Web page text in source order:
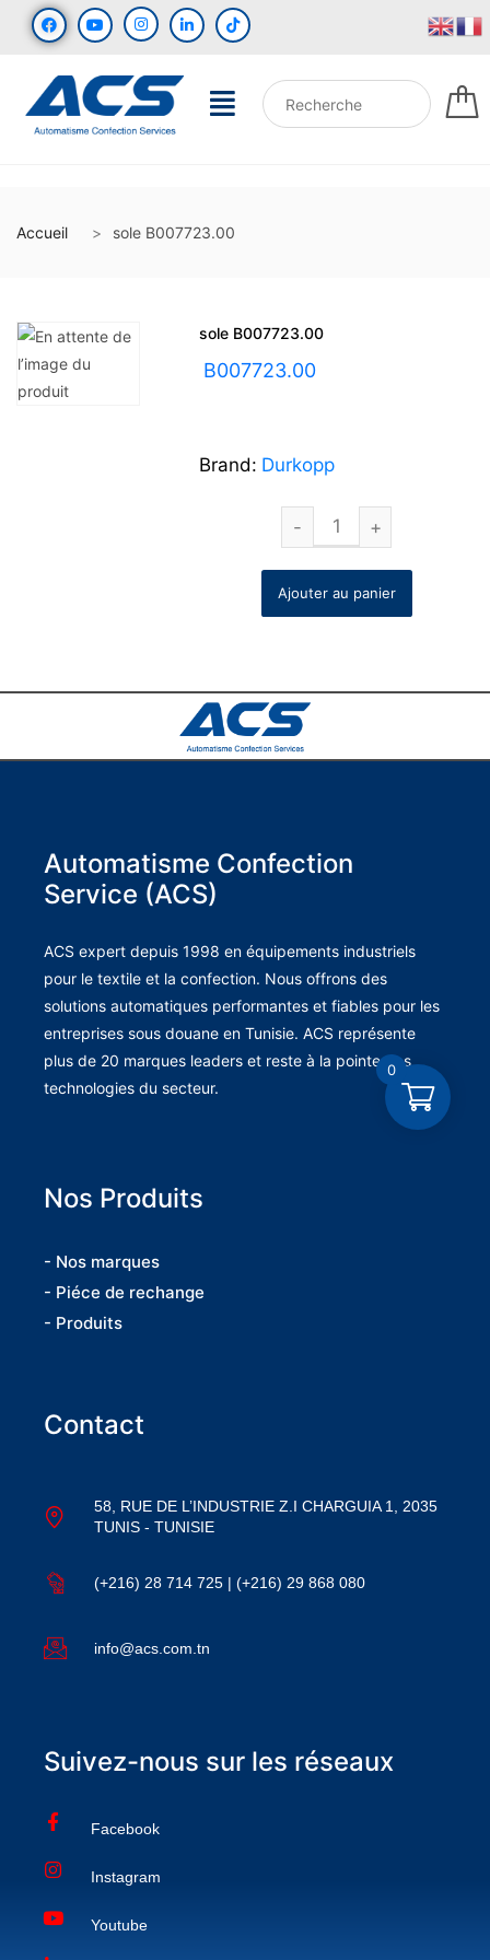
Accueil sole B007723.00
sole B007723.00
B007723.00
Brand: Durkopp
Ajouter au panier
Automatisme Confection
Service (ACS)
ACS expert depuis 1998 en équipements industriels
pour le textile et la confection. Nous offrons des
solutions automatiques performantes et fiables pour les
entreprises sous douane en Tunisie. ACS représente
plus de 20 marques leaders et reste à la pointe des
technologies du secteur.
Nos Produits
- Nos marques
- Piéce de rechange
- Produits
Contact
58, RUE DE L’INDUSTRIE Z.I CHARGUIA 1, 2035
TUNIS - TUNISIE
(+216) 28 714 725 | (+216) 29 868 080
info@acs.com.tn
Suivez-nous sur les réseaux
Facebook
Instagram
Youtube
0